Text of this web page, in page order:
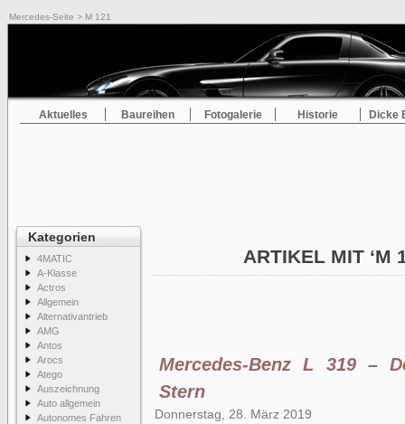
Mercedes-Seite > M 121
Aktuelles Baureihen Fotogalerie Historie Dicke
Kategorien
4MATIC
A-Klasse
Actros
Allgemein
Alternativantrieb
AMG
Antos
Arocs
Atego
Auszeichnung
Auto allgemein
Autonomes Fahren
ARTIKEL MIT ‘M
Mercedes-Benz L 319 –
Stern
Donnerstag, 28. März 2019